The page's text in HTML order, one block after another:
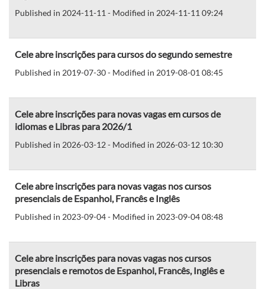
Published in 2024-11-11 - Modified in 2024-11-11 09:24
Cele abre inscrições para cursos do segundo semestre
Published in 2019-07-30 - Modified in 2019-08-01 08:45
Cele abre inscrições para novas vagas em cursos de
idiomas e Libras para 2026/1
Published in 2026-03-12 - Modified in 2026-03-12 10:30
Cele abre inscrições para novas vagas nos cursos
presenciais de Espanhol, Francês e Inglês
Published in 2023-09-04 - Modified in 2023-09-04 08:48
Cele abre inscrições para novas vagas nos cursos
presenciais e remotos de Espanhol, Francês, Inglês e
Libras